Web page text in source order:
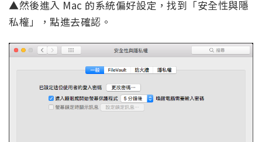
▲然後進入 Mac 的系統偏好設定，找到「安全性與隱
私權」，點進去確認。